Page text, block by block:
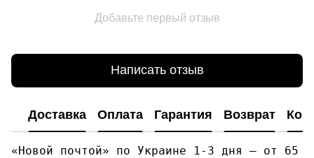
Добавьте первый отзыв
Написать отзыв
Доставка Оплата Гарантия Возврат
«Новой почтой» по Украине 1-3 дня — от 65